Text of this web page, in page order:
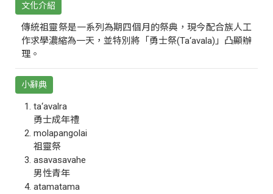
文化介紹
傳統祖靈祭是一系列為期四個月的祭典，現今配合族人工
作求學濃縮為一天，並特別將「勇士祭(Ta‘avala)」凸顯辦
理。
小辭典
ta‘avalra
勇士成年禮
molapangolai
祖靈祭
asavasavahe
男性青年
atamatama